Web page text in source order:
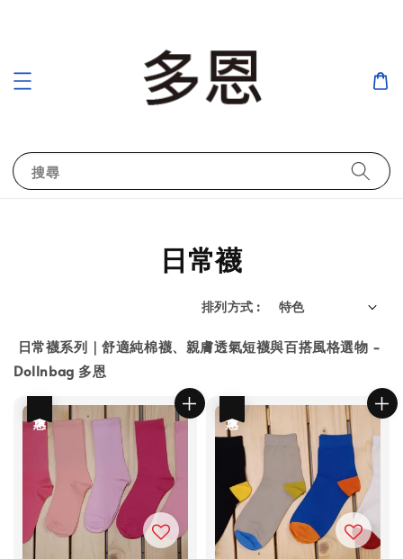
搜尋
日常襪
排列方式 :
日常襪系列｜舒適純棉襪、親膚透氣短襪與百搭風格選物 -
Dollnbag 多恩